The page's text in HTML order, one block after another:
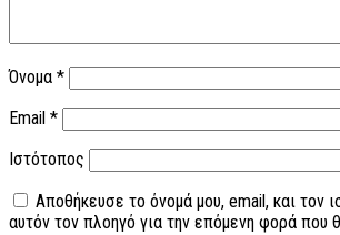
Όνομα *
Email *
Ιστότοπος
Αποθήκευσε το όνομά μου, email, και τον
αυτόν τον πλοηγό για την επόμενη φορά που